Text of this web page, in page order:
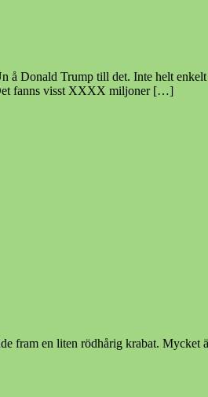
Donald Trump till det. Inte helt
fanns visst XXXX miljoner […]
en liten rödhårig krabat. Mycket